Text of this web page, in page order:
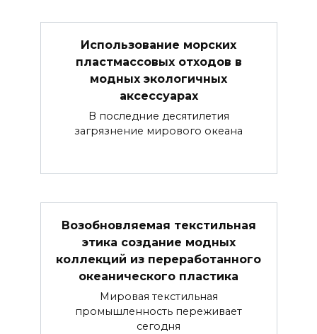
Использование морских
пластмассовых отходов в
модных экологичных
аксессуарах
В последние десятилетия
загрязнение мирового океана
Возобновляемая текстильная
этика создание модных
коллекций из переработанного
океанического пластика
Мировая текстильная
промышленность переживает
сегодня